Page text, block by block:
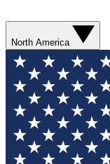
North America